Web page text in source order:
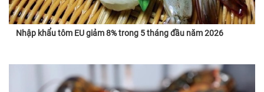
Nhập khẩu tôm EU giảm 8% trong 5 tháng đầu năm 2026